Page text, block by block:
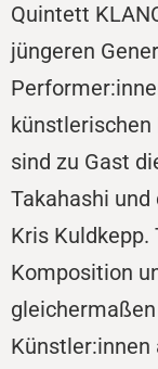
Quintett
jüngeren
künstlerischen
sind zu Gast
Takahashi
Kris Kuldkepp.
Komposition
Künstler:innen